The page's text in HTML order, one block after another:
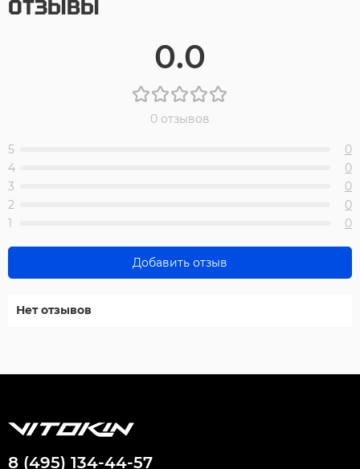
ОТЗЫВЫ
0.0
0 отзывов
5
0
4
0
3
0
2
0
1
0
Добавить отзыв
Нет отзывов
8 (495) 134-44-57